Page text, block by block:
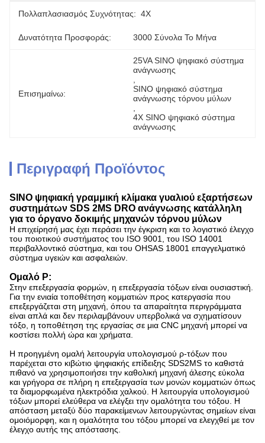
Πολλαπλασιασμός Συχνότητας: 4X
Δυνατότητα Προσφοράς: 3000 Σύνολα Το Μήνα
Επισημαίνω:
25VA SINO ψηφιακό σύστημα
ανάγνωσης
SINO ψηφιακό σύστημα
ανάγνωσης τόρνου μύλων
4X SINO ψηφιακό σύστημα
ανάγνωσης
Περιγραφή Προϊόντος
SINO ψηφιακή γραμμική κλίμακα γυαλιού εξαρτήσεων
συστημάτων SDS 2MS DRO ανάγνωσης κατάλληλη
για το όργανο δοκιμής μηχανών τόρνου μύλων
Η επιχείρησή μας έχει περάσει την έγκριση και το λογιστικό έλεγχο
του ποιοτικού συστήματος του ISO 9001, του ISO 14001
περιβαλλοντικό σύστημα, και του OHSAS 18001 επαγγελματικό
σύστημα υγειών και ασφαλειών.
Ομαλό Ρ:
Στην επεξεργασία φορμών, η επεξεργασία τόξων είναι ουσιαστική.
Για την ενιαία τοποθέτηση κομματιών προς κατεργασία που
επεξεργάζεται στη μηχανή, όπου τα απαραίτητα περιγράμματα
είναι απλά και δεν περιλαμβάνουν υπερβολικά να σχηματίσουν
τόξο, η τοποθέτηση της εργασίας σε μια CNC μηχανή μπορεί να
κοστίσει πολλή ώρα και χρήματα.
Η προηγμένη ομαλή λειτουργία υπολογισμού ρ-τόξων που
παρέχεται στο κιβώτιο ψηφιακής επίδειξης SDS2MS το καθιστά
πιθανό να χρησιμοποιήσει την καθολική μηχανή άλεσης εύκολα
και γρήγορα σε πλήρη η επεξεργασία των μονών κομματιών όπως
τα διαμορφωμένα ηλεκτρόδια χαλκού. Η λειτουργία υπολογισμού
τόξων μπορεί ελεύθερα να ελέγξει την ομαλότητα του τόξου. Η
απόσταση μεταξύ δύο παρακείμενων λειτουργώντας σημείων είναι
ομοιόμορφη, και η ομαλότητα του τόξου μπορεί να ελεγχθεί με τον
έλεγχο αυτής της απόστασης.